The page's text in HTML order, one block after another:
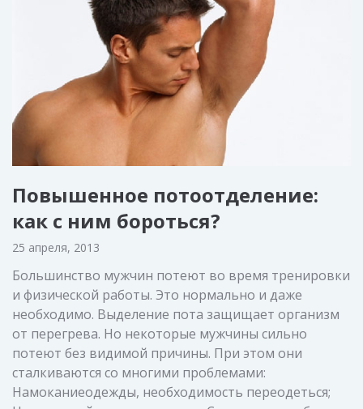
Повышенное потоотделение:
как с ним бороться?
25 апреля, 2013
Большинство мужчин потеют во время тренировки
и физической работы. Это нормально и даже
необходимо. Выделение пота защищает организм
от перегрева. Но некоторые мужчины сильно
потеют без видимой причины. При этом они
сталкиваются со многими проблемами:
Намоканиеодежды, необходимость переодеться;